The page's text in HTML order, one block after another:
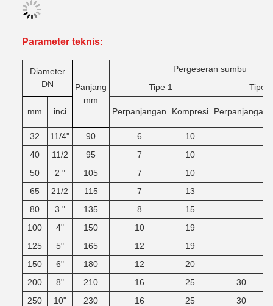
Parameter teknis:
Diameter
DN
Panjang
mm
Pergeseran sumbu
Tipe 1
Tipe 2
mm inci Perpanjangan Kompresi Perpanjangan
32 11/4" 90 6
10
40
11/2 95 7
10
50
2 " 105 7
10
65
21/2 115 7
13
80
3 " 135 8
15
100
4" 150 10
19
125
5" 165 12
19
150
6" 180 12
20
200
8" 210 16 25
30
250
10" 230 16 25
30